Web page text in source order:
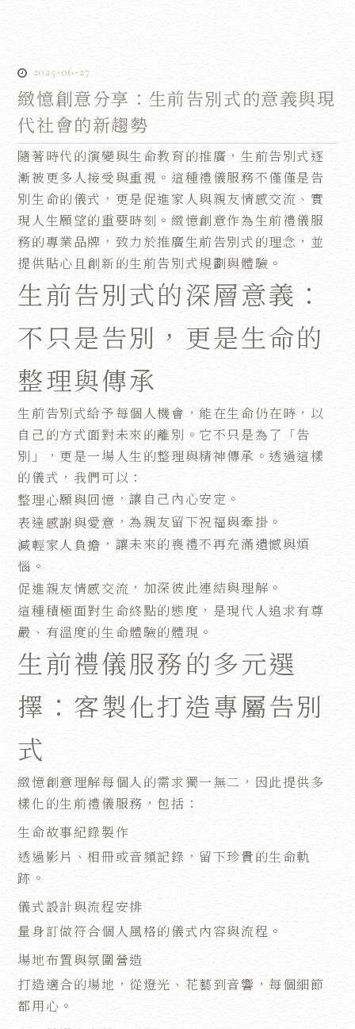
2025-06-27
緻憶創意分享：生前告別式的意義與現
代社會的新趨勢
隨著時代的演變與生命教育的推廣，生前告別式逐
漸被更多人接受與重視。這種禮儀服務不僅僅是告
別生命的儀式，更是促進家人與親友情感交流、實
現人生願望的重要時刻。緻憶創意作為生前禮儀服
務的專業品牌，致力於推廣生前告別式的理念，並
提供貼心且創新的生前告別式規劃與體驗。
生前告別式的深層意義：
不只是告別，更是生命的
整理與傳承
生前告別式給予每個人機會，能在生命仍在時，以
自己的方式面對未來的離別。它不只是為了「告
別」，更是一場人生的整理與精神傳承。透過這樣
的儀式，我們可以：
整理心願與回憶 ，讓自己內心安定。
表達感謝與愛意 ，為親友留下祝福與牽掛。
減輕家人負擔 ，讓未來的喪禮不再充滿遺憾與煩
惱。
促進親友情感交流 ，加深彼此連結與理解。
這種積極面對生命終點的態度，是現代人追求有尊
嚴、有溫度的生命體驗的體現。
生前禮儀服務的多元選
擇：客製化打造專屬告別
式
緻憶創意理解每個人的需求獨一無二，因此提供多
樣化的生前禮儀服務，包括：
生命故事紀錄製作
透過影片、相冊或音頻記錄，留下珍貴的生命軌
跡。
儀式設計與流程安排
量身訂做符合個人風格的儀式內容與流程。
場地布置與氛圍營造
打造適合的場地，從燈光、花藝到音響，每個細節
都用心。